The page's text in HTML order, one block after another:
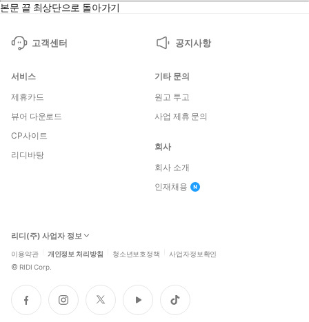
본문 끝 최상단으로 돌아가기
고객센터 공지사항
서비스
제휴카드
뷰어 다운로드
CP사이트
리디바탕
기타 문의
원고 투고
사업 제휴 문의
회사
회사 소개
인재채용
리디(주) 사업자 정보
이용약관 개인정보 처리방침 청소년보호정책 사업자정보확인
© RIDI Corp.
페
이
인
스
트
위
유
튜
틱
톡